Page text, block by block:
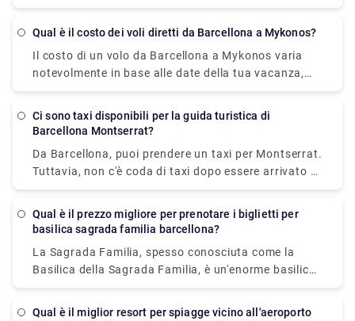
tre opzioni: treno, autobus o taxi (trasferimento). Se
viaggio dura 1 ora e 11 minuti e costa 4,9 EUR. La
corsa in autobus dura 1 ora e 10 minuti e costa 9,5
EUR. Puoi andare da Barcellona a Calella in 50
minuti in taxi o trasferimento, ma ti costerà almeno
EUR 130. Barcellona e Calella sono separate da 72
chilometri (o 52 chilometri dal centro di Barcellona).
Qual è il costo dei voli diretti da Barcellona a Mykonos?
Il costo di un volo da Barcellona a Mykonos varia
notevolmente in base alle date della tua vacanza,
alla stagionalità e alle festività locali. Il biglietto
Barcellona, tuttavia, è di £ 80.
Ci sono taxi disponibili per la guida turistica di
Barcellona Montserrat?
Da Barcellona, puoi prendere un taxi per Montserrat.
Tuttavia, non c'è coda di taxi dopo essere arrivato a
Montserrat. Devi contattare la società di
prelevato e riportarti a Barcellona. E mentre sei a
panoramiche della Catalogna. Poiché Montserrat è
fuori città e si trova in campagna, offre anche un
Qual è il prezzo migliore per prenotare i biglietti per
basilica sagrada familia barcellona?
La Sagrada Familia, spesso conosciuta come la
Basilica della Sagrada Familia, è un'enorme basilica
minore cattolica romana incompiuta a Barcellona, in
Qual è il miglior resort per spiagge vicino all'aeroporto